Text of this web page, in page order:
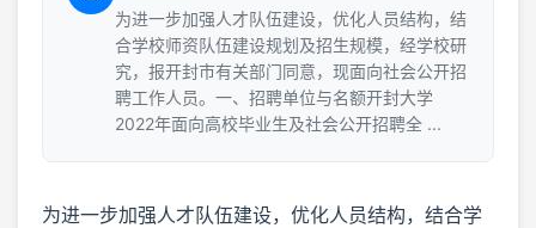
为进一步加强人才队伍建设，优化人员结构，结
合学校师资队伍建设规划及招生规模，经学校研
究，报开封市有关部门同意，现面向社会公开招
聘工作人员。一、招聘单位与名额开封大学
2022年面向高校毕业生及社会公开招聘全 ...
为进一步加强人才队伍建设，优化人员结构，结合学